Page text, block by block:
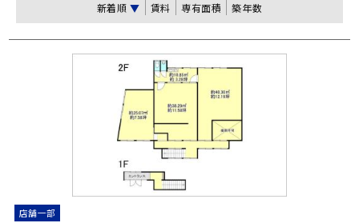
新着順 ▼ 賃料 専有面積 築年数
店舗一部